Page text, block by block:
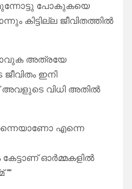
പോകുകയെ
കിട്ടില്ല ജീവിതത്തിൽ
അത്രയേ
ഇനി
വിധി അതിൽ
തന്നെയാണോ എന്നെ
ഓർമ്മകളിൽ